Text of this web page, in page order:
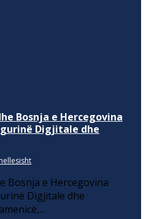
Bosnja e Hercegovina
Digjitale dhe
Bosnja e Hercegovina
Digjitale dhe